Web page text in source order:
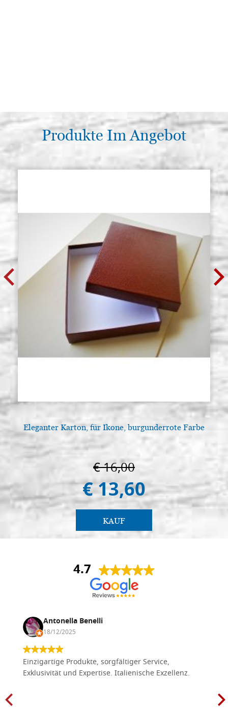
Produkte Im Angebot
Eleganter Karton, für Ikone, burgunderrote Farbe
€ 16,00
€ 13,60
KAUF
4.7
Antonella Benelli
18/12/2025
Einzigartige Produkte, sorgfältiger Service,
Exklusivität und Expertise. Italienische Exzellenz.